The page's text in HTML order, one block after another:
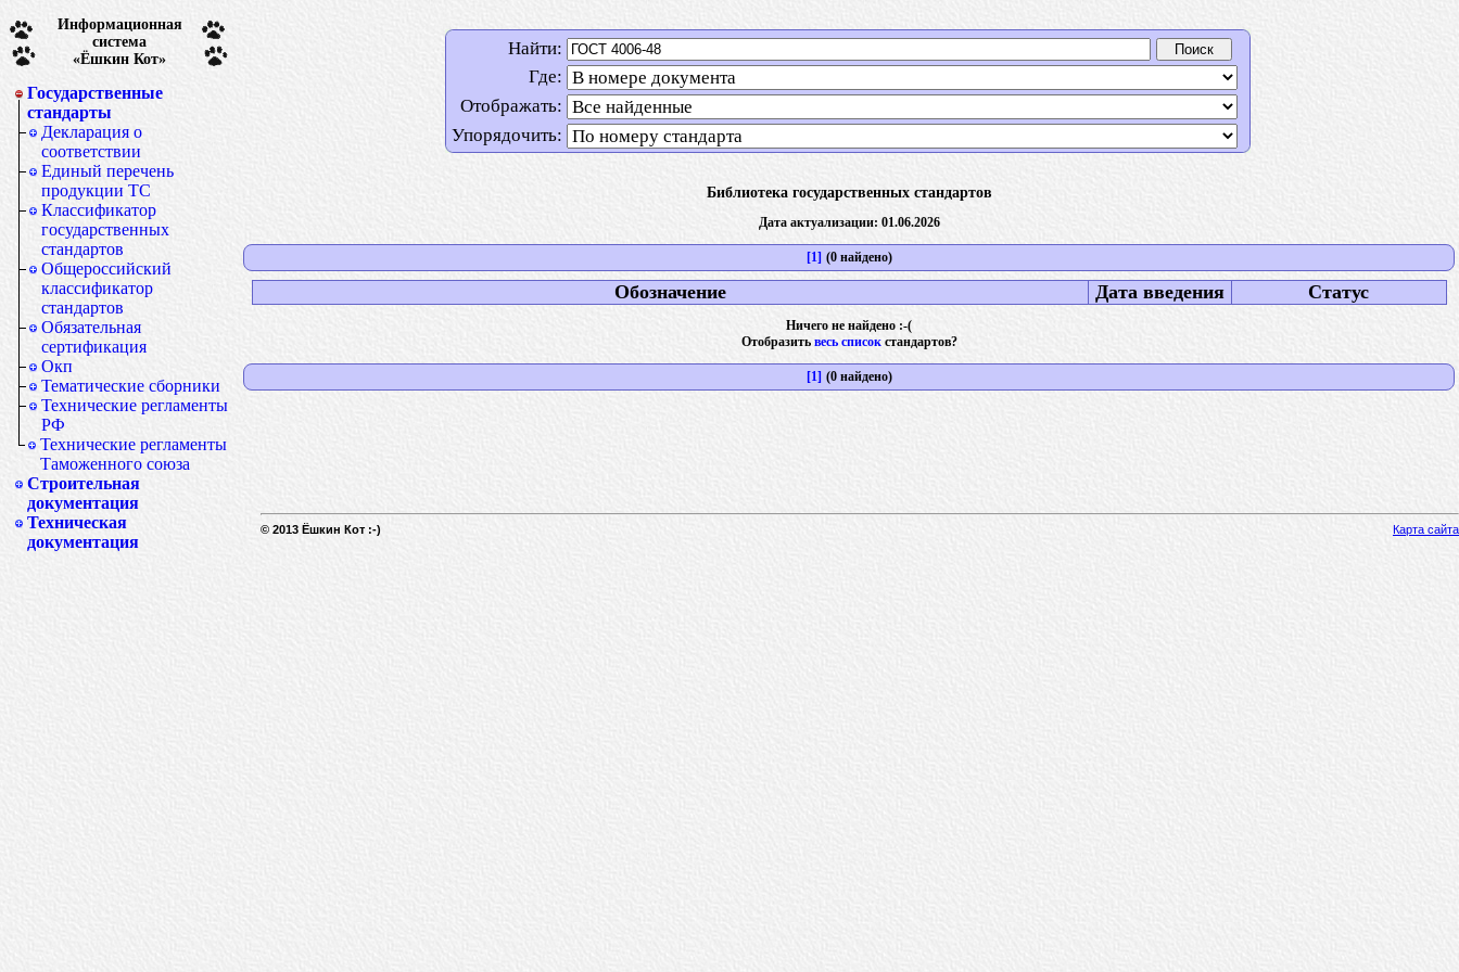
Информационная
система
«Ёшкин Кот»
Государственные
стандарты
Декларация о
соответствии
Единый перечень
продукции ТС
Классификатор
государственных
стандартов
Общероссийский
классификатор
стандартов
Обязательная
сертификация
Окп
Тематические сборники
Технические регламенты
РФ
Технические регламенты
Таможенного союза
Строительная
документация
Техническая
документация
Найти:
Где:
Отображать:
Упорядочить:
Библиотека государственных стандартов
Дата актуализации: 01.06.2026
[1] (0 найдено)
Обозначение Дата введения Статус
Ничего не найдено :-(
Отобразить весь списокстандартов?
[1] (0 найдено)
© 2013 Ёшкин Кот :-) Карта сайта